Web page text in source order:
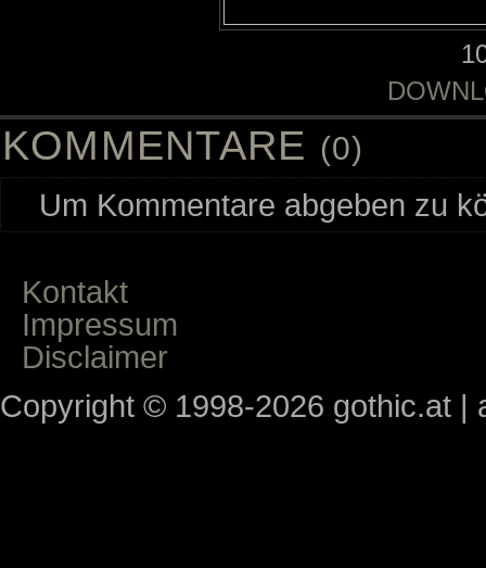
KOMMENTARE (0)
Um Kommentare abgeben zu
Kontakt
Impressum
Disclaimer
Copyright © 1998-2026 gothic.at |